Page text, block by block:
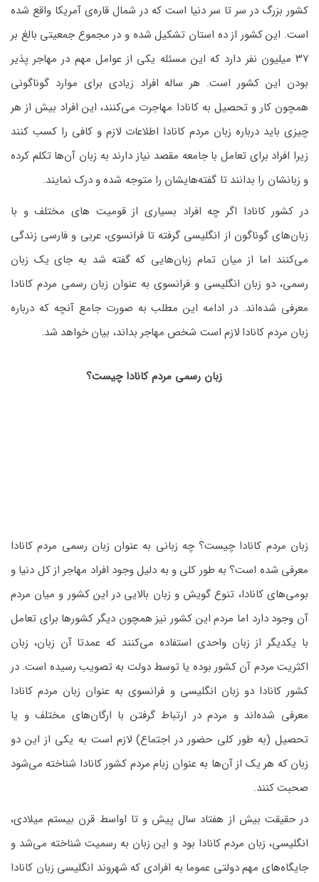
کشور بزرگ در سر تا سر دنیا است که در شمال قاره‌ی آمریکا واقع‌ شده
است. این کشور از ده استان تشکیل ‌شده و در مجموع جمعیتی بالغ ‌بر
۳۷ میلیون نفر دارد که این مسئله یکی از عوامل مهم در مهاجر پذیر
بودن این کشور است. هر ساله افراد زیادی برای موارد گوناگونی
همچون کار و تحصیل به کانادا مهاجرت می‌کنند، این افراد بیش از هر
چیزی باید درباره زبان مردم کانادا اطلاعات لازم و کافی را کسب کنند
زیرا افراد برای تعامل با جامعه مقصد نیاز دارند به زبان آن‌ها تکلم کرده
و زبانشان را بدانند تا گفته‌هایشان را متوجه شده و درک نمایند.
در کشور کانادا اگر چه افراد بسیاری از قومیت های مختلف و با
زبان‌های گوناگون از انگلیسی گرفته تا فرانسوی، عربی و فارسی زندگی
می‌کنند اما از میان تمام زبان‌هایی که گفته شد به جای یک زبان
رسمی، دو زبان انگلیسی و فرانسوی به عنوان زبان رسمی مردم کانادا
معرفی شده‌اند. در ادامه این مطلب به صورت جامع آنچه که درباره
زبان مردم کانادا لازم است شخص مهاجر بداند، بیان خواهد شد.
زبان رسمی مردم کانادا چیست؟
زبان مردم کانادا چیست؟ چه زبانی به عنوان زبان رسمی مردم کانادا
معرفی شده است؟ به طور کلی و به دلیل وجود افراد مهاجر از کل دنیا و
بومی‌های کانادا، تنوع گویش و زبان بالایی در این کشور و میان مردم
آن وجود دارد اما مردم این کشور نیز همچون دیگر کشورها برای تعامل
با یکدیگر از زبان واحدی استفاده می‌کنند که عمدتا آن زبان، زبان
اکثریت مردم آن کشور بوده یا توسط دولت به تصویب رسیده است. در
کشور کانادا دو زبان انگلیسی و فرانسوی به عنوان زبان مردم کانادا
معرفی شده‌اند و مردم در ارتباط گرفتن با ارگان‌های مختلف و یا
تحصیل (به طور کلی حضور در اجتماع) لازم است به یکی از این دو
زبان که هر یک از آن‌ها به عنوان زبام مردم کشور کانادا شناخته می‌شود
صحبت کنند.
در حقیقت بیش از هفتاد سال پیش و تا اواسط قرن بیستم میلادی،
انگلیسی، زبان مردم کانادا بود و این زبان به رسمیت شناخته می‌شد و
جایگاه‌های مهم دولتی عموما به افرادی که شهروند انگلیسی زبان کانادا